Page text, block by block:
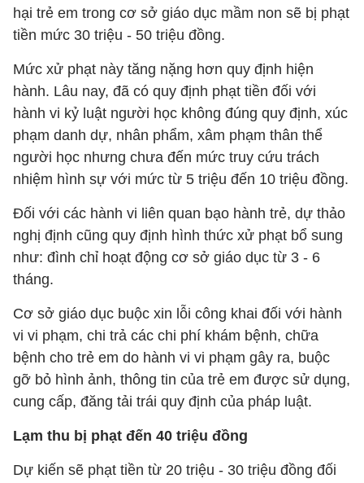
hại trẻ em trong cơ sở giáo dục mầm non sẽ bị phạt
tiền mức 30 triệu - 50 triệu đồng.
Mức xử phạt này tăng nặng hơn quy định hiện
hành. Lâu nay, đã có quy định phạt tiền đối với
hành vi kỷ luật người học không đúng quy định, xúc
phạm danh dự, nhân phẩm, xâm phạm thân thể
người học nhưng chưa đến mức truy cứu trách
nhiệm hình sự với mức từ 5 triệu đến 10 triệu đồng.
Đối với các hành vi liên quan bạo hành trẻ, dự thảo
nghị định cũng quy định hình thức xử phạt bổ sung
như: đình chỉ hoạt động cơ sở giáo dục từ 3 - 6
tháng.
Cơ sở giáo dục buộc xin lỗi công khai đối với hành
vi vi phạm, chi trả các chi phí khám bệnh, chữa
bệnh cho trẻ em do hành vi vi phạm gây ra, buộc
gỡ bỏ hình ảnh, thông tin của trẻ em được sử dụng,
cung cấp, đăng tải trái quy định của pháp luật.
Lạm thu bị phạt đến 40 triệu đồng
Dự kiến sẽ phạt tiền từ 20 triệu - 30 triệu đồng đối